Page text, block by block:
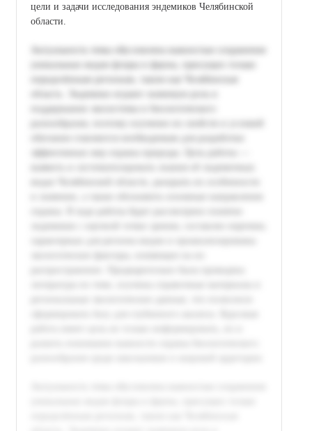
цели и задачи исследования эндемиков Челябинской
области.